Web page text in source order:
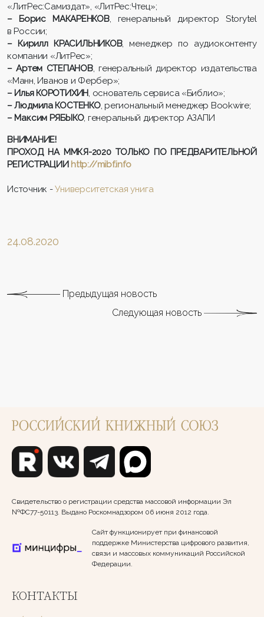
«ЛитРес:Самиздат», «ЛитРес:Чтец»;
– Борис МАКАРЕНКОВ, генеральный директор Storytel
в России;
– Кирилл КРАСИЛЬНИКОВ, менеджер по аудиоконтенту
компании «ЛитРес»;
– Артем СТЕПАНОВ, генеральный директор издательства
«Манн, Иванов и Фербер»;
– Илья КОРОТИХИН, основатель сервиса «Библио»;
– Людмила КОСТЕНКО, региональный менеджер Bookwire;
– Максим РЯБЫКО, генеральный директор АЗАПИ
ВНИМАНИЕ!
ПРОХОД НА ММКЯ-2020 ТОЛЬКО ПО ПРЕДВАРИТЕЛЬНОЙ
РЕГИСТРАЦИИ http://mibf.info
Источник -Университетская унига
24.08.2020
Предыдущая новость
Следующая новость
Свидетельство о регистрации средства массовой информации Эл
№ФС77-50113. Выдано Роскомнадзором 06 июня 2012 года.
Сайт функционирует при финансовой
поддержке Министерства цифрового развития,
связи и массовых коммуникаций Российской
Федерации.
КОНТАКТЫ